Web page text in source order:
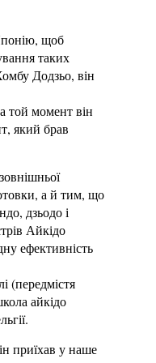
щоб
таких
Додзьо, він
той момент він
який брав
а й тим, що
дзьодо і
Айкідо
ефективність
(передмістя
айкідо
приїхав у наше